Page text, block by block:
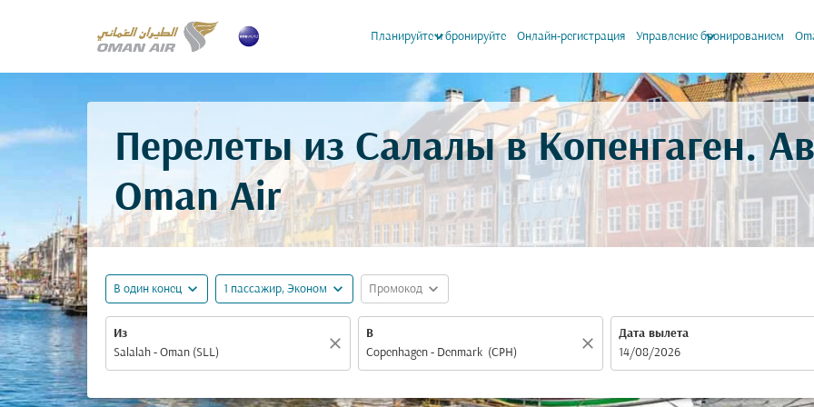
Планируйте и бронируйте
keyboard_arrow_down Онлайн-регистрация Управление бронированием
keyboard_arrow_down
Перелеты из Салалы в Копенгаген.
Oman Air
В один конец expand_more 1 пассажир, Эконом expand_more Промокод expand_more
Из
close
В
close
Дата вылета
fc-booking-departure-date-aria-label
14/08/2026